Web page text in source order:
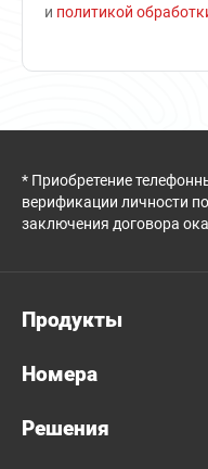
и политикой
* Приобретение
верификации личности
заключения договора
Продукты
Номера
Решения